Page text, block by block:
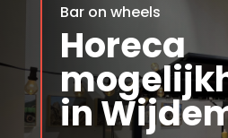
Bar on wheels
Horeca
in